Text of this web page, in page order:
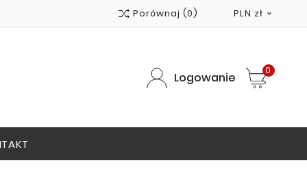
Porównaj (0) PLN zł 
Logowanie 0